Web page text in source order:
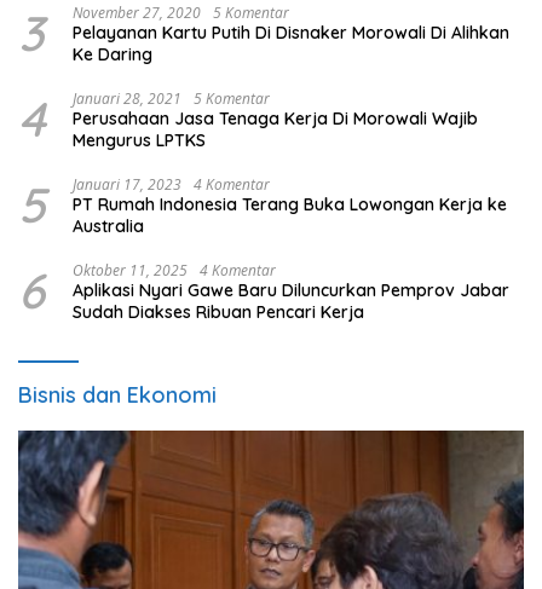
3 November 27, 2020 5 Komentar
Pelayanan Kartu Putih Di Disnaker Morowali Di Alihkan
Ke Daring
4 Januari 28, 2021 5 Komentar
Perusahaan Jasa Tenaga Kerja Di Morowali Wajib
Mengurus LPTKS
5 Januari 17, 2023 4 Komentar
PT Rumah Indonesia Terang Buka Lowongan Kerja ke
Australia
6 Oktober 11, 2025 4 Komentar
Aplikasi Nyari Gawe Baru Diluncurkan Pemprov Jabar
Sudah Diakses Ribuan Pencari Kerja
Bisnis dan Ekonomi